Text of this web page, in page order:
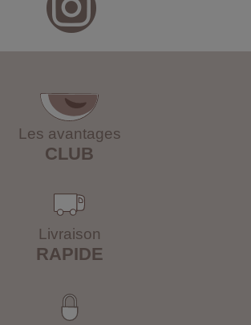
Les avantages
CLUB
Livraison
RAPIDE